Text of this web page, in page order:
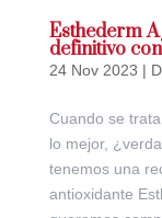
Esthederm
definitivo
24 Nov 2023 |
Cuando se
lo mejor,
tenemos una
antioxidante